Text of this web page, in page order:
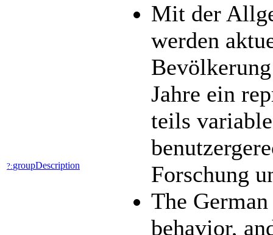
?:groupDescription
Mit der
werden
Jahre ein
teils
Forschung
The
behavior,